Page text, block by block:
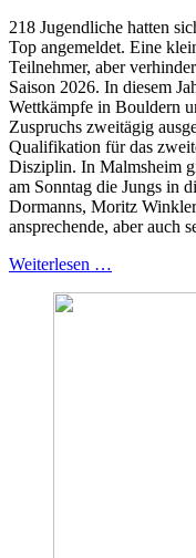
218 Jugendliche hatten
Top angemeldet. Eine
Teilnehmer, aber
Saison 2026. In diesem
Wettkämpfe in Bouldern
Zuspruchs zweitägig
Qualifikation für das
Disziplin. In Malmsheim
am Sonntag die Jungs in
Dormanns, Moritz
ansprechende, aber auch
Weiterlesen …